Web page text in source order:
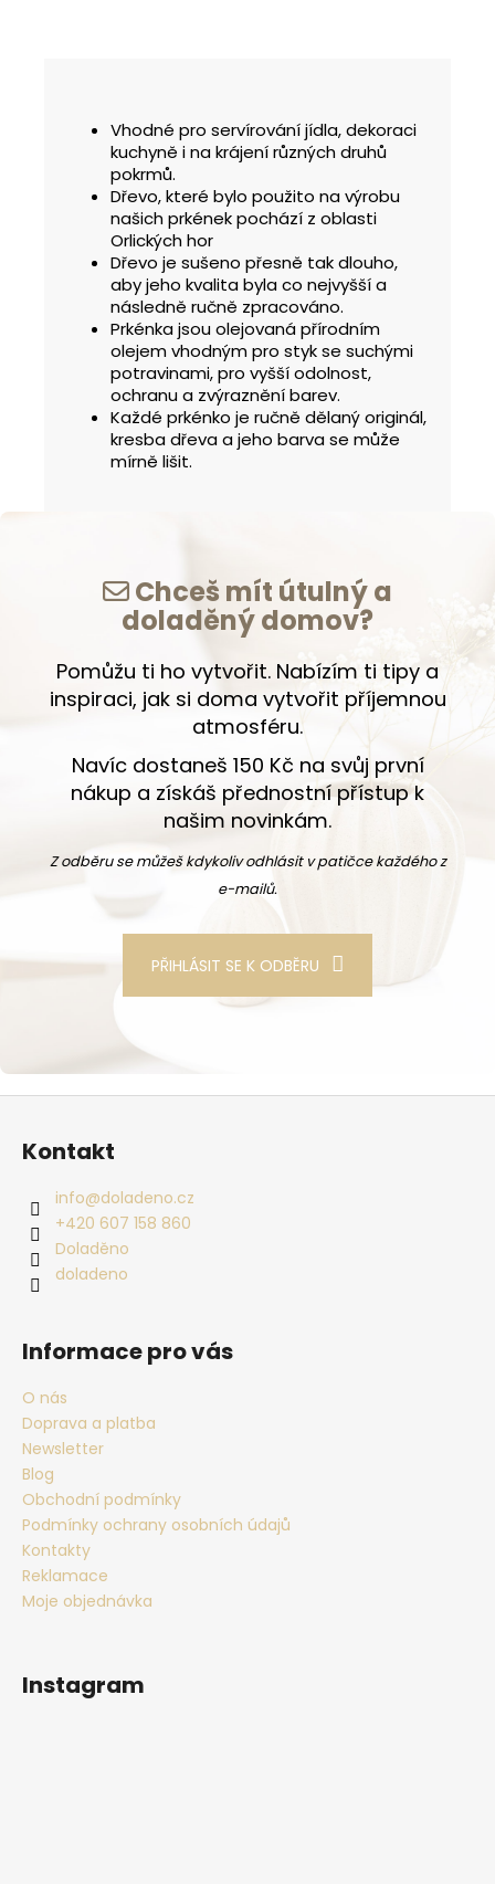
Vhodné pro servírování jídla, dekoraci
kuchyně i na krájení různých druhů
pokrmů.
Dřevo, které bylo použito na výrobu
našich prkének pochází z oblasti
Orlických hor
Dřevo je sušeno přesně tak dlouho,
aby jeho kvalita byla co nejvyšší a
následně ručně zpracováno.
Prkénka jsou olejovaná přírodním
olejem vhodným pro styk se suchými
potravinami, pro vyšší odolnost,
ochranu a zvýraznění barev.
Každé prkénko je ručně dělaný originál,
kresba dřeva a jeho barva se může
mírně lišit.
Chceš mít útulný a
doladěný domov?
Pomůžu ti ho vytvořit. Nabízím ti tipy a
inspiraci, jak si doma vytvořit příjemnou
atmosféru.
Navíc dostaneš 150 Kč na svůj první
nákup a získáš přednostní přístup k
našim novinkám.
Z odběru se můžeš kdykoliv odhlásit v patičce každého z
e-mailů.
PŘIHLÁSIT SE K ODBĚRU
Zápatí
Kontakt
info@doladeno.cz
+420 607 158 860
Doladěno
doladeno
Informace pro vás
O nás
Doprava a platba
Newsletter
Blog
Obchodní podmínky
Podmínky ochrany osobních údajů
Kontakty
Reklamace
Moje objednávka
Instagram